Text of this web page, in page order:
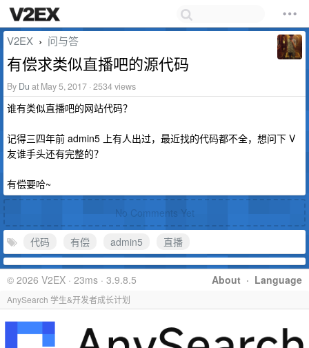
V2EX › 问与答
有偿求类似直播吧的源代码
By Du at May 5, 2017 · 2534 views
谁有类似直播吧的网站代码？
记得三四年前 admin5 上有人出过，最近找的代码都不全，想问下 V
友谁手头还有完整的？
有偿要哈~
No Comments Yet
代码 有偿 admin5 直播
About · Language
© 2026 V2EX · 23ms · 3.9.8.5
AnySearch 学生&开发者成长计划